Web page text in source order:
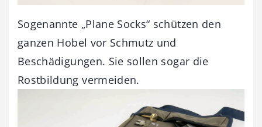
Sogenannte „Plane Socks“ schützen den
ganzen Hobel vor Schmutz und
Beschädigungen. Sie sollen sogar die
Rostbildung vermeiden.